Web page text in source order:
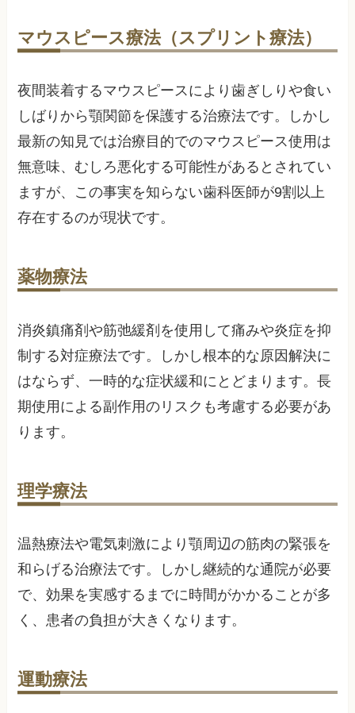
マウスピース療法（スプリント療法）
夜間装着するマウスピースにより歯ぎしりや食い
しばりから顎関節を保護する治療法です。しかし
最新の知見では治療目的でのマウスピース使用は
無意味、むしろ悪化する可能性があるとされてい
ますが、この事実を知らない歯科医師が9割以上
存在するのが現状です。
薬物療法
消炎鎮痛剤や筋弛緩剤を使用して痛みや炎症を抑
制する対症療法です。しかし根本的な原因解決に
はならず、一時的な症状緩和にとどまります。長
期使用による副作用のリスクも考慮する必要があ
ります。
理学療法
温熱療法や電気刺激により顎周辺の筋肉の緊張を
和らげる治療法です。しかし継続的な通院が必要
で、効果を実感するまでに時間がかかることが多
く、患者の負担が大きくなります。
運動療法